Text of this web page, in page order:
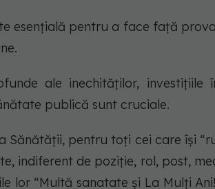
esențială pentru a face față
ale inechităților,
publică sunt cruciale.
Sănătății, pentru toți cei care își
indiferent de poziție, rol, post,
lor “Multă sanatate și La Mulți